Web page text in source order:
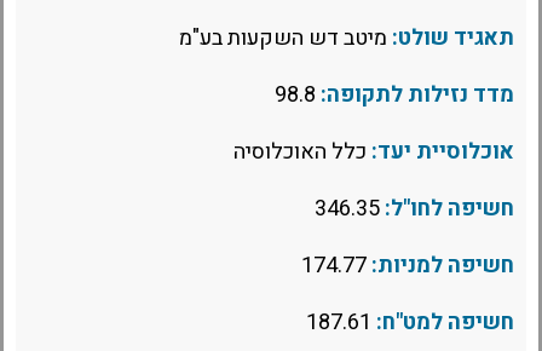
תאגיד שולט: מיטב דש השקעות בע"מ
מדד נזילות לתקופה:
אוכלוסיית יעד: כלל האוכלוסיה
חשיפה לחו"ל:
חשיפה למניות:
חשיפה למט"ח: